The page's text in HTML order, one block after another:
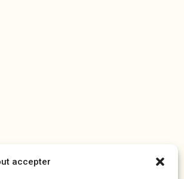
accepter